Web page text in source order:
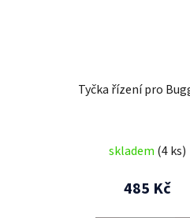
Tyčka řízení pro
skladem (4 ks)
485 Kč